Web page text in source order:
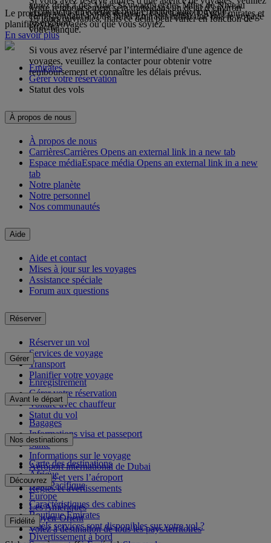
la contacter directement pour effectuer une nouvelle
réservation.
Votre remboursement sera traité dans un délai d’environ
15 jours ouvrables, mais ce délai peut varier en fonction de
votre banque.
Si vous avez réservé par l’intermédiaire d'une agence de
voyages, veuillez la contacter pour obtenir votre
remboursement et connaître les délais prévus.
aurez droit à des Miles Skywards et des Miles de Niveau
correspondant à votre billet Emirates initial une fois le voyage
effectué
Le prochain vol est à portée de main. Téléchargez l’App Emirates et
planifiez vos voyages où que vous soyiez.
En savoir plus
Emirates
Gérer votre réservation
Statut des vols
À propos de nous
À propos de nous
CarrièresCarrières Opens an external link in a new tab
Espace médiaEspace média Opens an external link in a new
tab
Notre planète
Notre personnel
Nos communautés
Aide
Aide et contact
Mises à jour sur les voyages
Assistance spéciale
Forum aux questions
Réserver
Réserver un vol
Services de voyage
Transport
Planifier votre voyage
Gérer
Enregistrement
Gérer votre réservation
Voiture avec chauffeur
Statut du vol
Avant le départ
Bagages
Informations visa et passeport
Santé
Informations sur le voyage
Aéroport international de Dubai
Depuis et vers l’aéroport
Règles et avertissements
Nos destinations
Carte des destinations
Afrique
Asie-Pacifique
Europe
Les Amériques
Moyen-Orient
Volez à destination de tous les pays/territoires
Découvrez
Caractéristiques des cabines
Boutique Emirates
Quels services sont disponibles sur votre vol ?
Divertissement à bord
Fidélité